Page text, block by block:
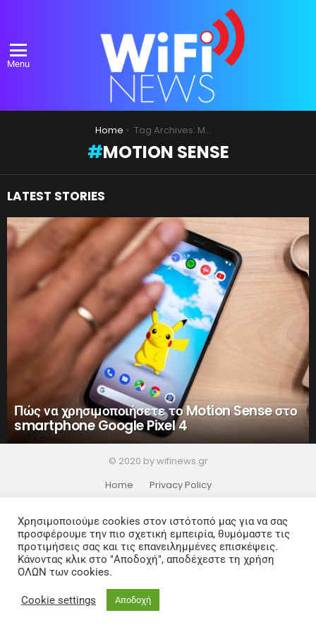
Menu
Home Tag Archives: Motion Sense
MOTION SENSE
LATEST STORIES
Πώς να χρησιμοποιήσετε το Motion Sense στο
smartphone Google Pixel 4
© 2020 by wifinews.gr
Home
Privacy Policy
Χρησιμοποιούμε cookies στον ιστότοπό μας για να σας
προσφέρουμε την πιο σχετική εμπειρία, θυμόμαστε τις
προτιμήσεις σας και τις επανειλημμένες επισκέψεις.
Κάνοντας κλικ στο "Αποδοχή", αποδέχεστε τη χρήση
ΟΛΩΝ των cookies.
Cookie settings Αποδοχή